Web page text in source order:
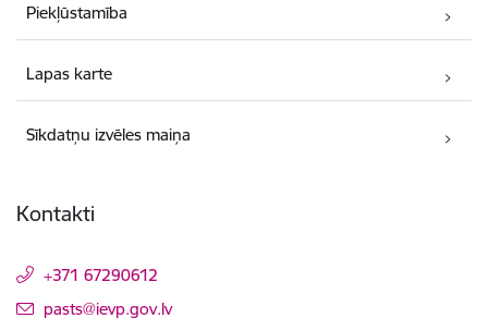
Piekļūstamība
Lapas karte
Sīkdatņu izvēles maiņa
Kontakti
+371 67290612
E-pasts:
pasts@ievp.gov.lv